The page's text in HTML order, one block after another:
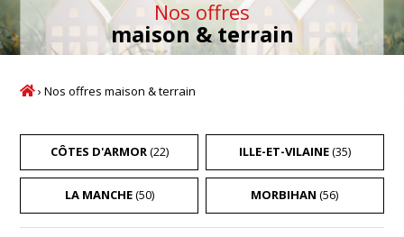
Nos offres
maison & terrain
›Nos offres maison & terrain
CÔTES D'ARMOR(22) ILLE-ET-VILAINE(35)
LA MANCHE(50) MORBIHAN (56)